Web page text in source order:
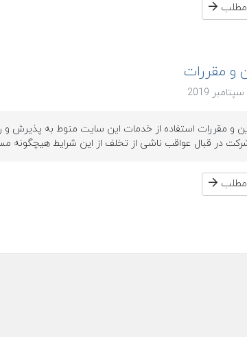
مطلب
و مقررات
و مقررات استفاده از خدمات این سایت منوط به پذیرش
در قبال عواقب ناشی از تخلف از این شرایط هیچگونه
مطلب